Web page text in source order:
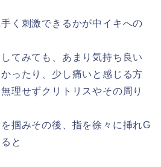
く刺激できるかが中イキへの
てみても、あまり気持ち良い
ったり、少し痛いと感じる方
理せずクリトリスやその周り
掴みその後、指を徐々に挿れG
と